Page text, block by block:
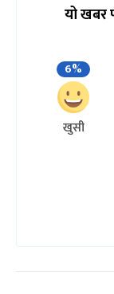
यो खबर
6%
खुसी